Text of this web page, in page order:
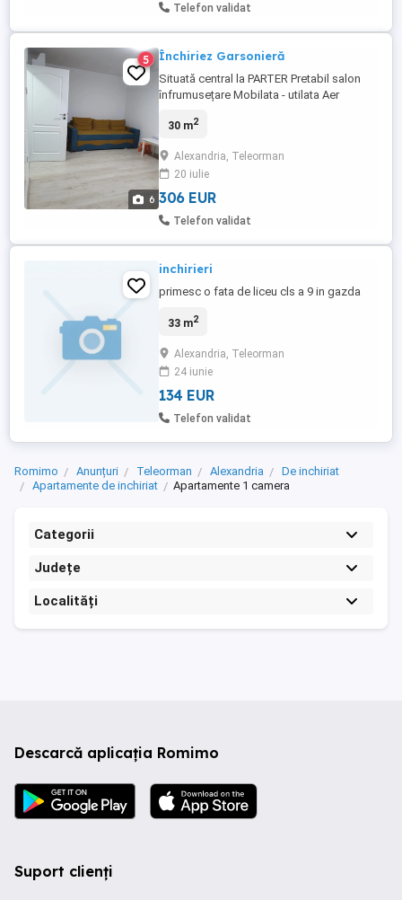
Telefon validat
6
5 Închiriez Garsonieră
Situată central la PARTER Pretabil salon
înfrumusețare Mobilata - utilata Aer
Preț fix
30 m2
Alexandria, Teleorman
20 iulie
306 EUR
Telefon validat
inchirieri
primesc o fata de liceu cls a 9 in gazda
33 m2
Alexandria, Teleorman
24 iunie
134 EUR
Telefon validat
Romimo Anunțuri Teleorman Alexandria
De inchiriat
Apartamente de inchiriat
Apartamente 1 camera
Categorii
Județe
Localități
Descarcă aplicația Romimo
Suport clienți